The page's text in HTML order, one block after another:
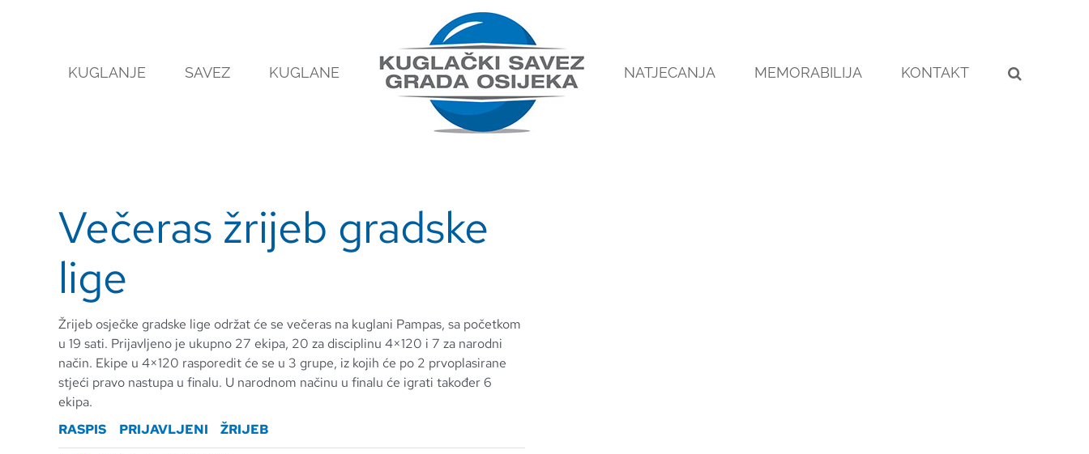
KUGLANJE
SAVEZ KUGLANE NATJECANJA MEMORABILIJA KONTAKT
Večeras žrijeb gradske
lige
Žrijeb osječke gradske lige održat će se večeras na kuglani Pampas, sa početkom
u 19 sati. Prijavljeno je ukupno 27 ekipa, 20 za disciplinu 4×120 i 7 za narodni
način. Ekipe u 4×120 rasporedit će se u 3 grupe, iz kojih će po 2 prvoplasirane
stjeći pravo nastupa u finalu. U narodnom načinu u finalu će igrati također 6
ekipa.
RASPIS
PRIJAVLJENI ŽRIJEB